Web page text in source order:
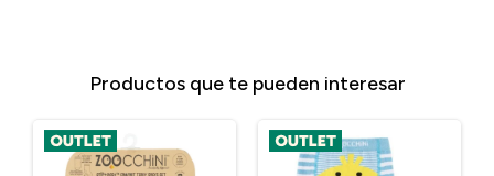
Productos que te pueden interesar